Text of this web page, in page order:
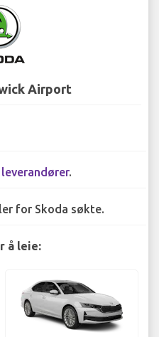
Airport
leverandører.
for Skoda søkte.
å leie: